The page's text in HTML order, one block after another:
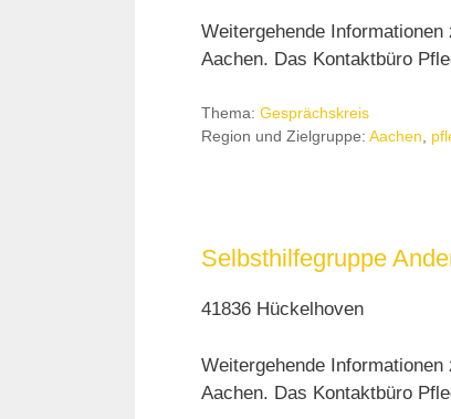
Weitergehende
Aachen. Das Kontaktbüro
Thema: Gesprächskreis
Region und Zielgruppe: Aachen
Selbsthilfegruppe
41836 Hückelhoven
Weitergehende
Aachen. Das Kontaktbüro